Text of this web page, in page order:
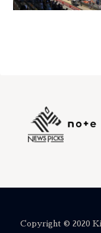
Copyright © 2020